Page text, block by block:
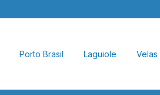
Porto Brasil Laguiole Velas